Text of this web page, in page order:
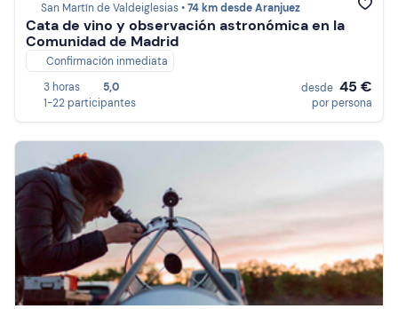
San Martín de Valdeiglesias •74 km desde Aranjuez
Cata de vino y observación astronómica en la
Comunidad de Madrid
Confirmación inmediata
3 horas
5,0
1-22 participantes
desde 45 €
por persona